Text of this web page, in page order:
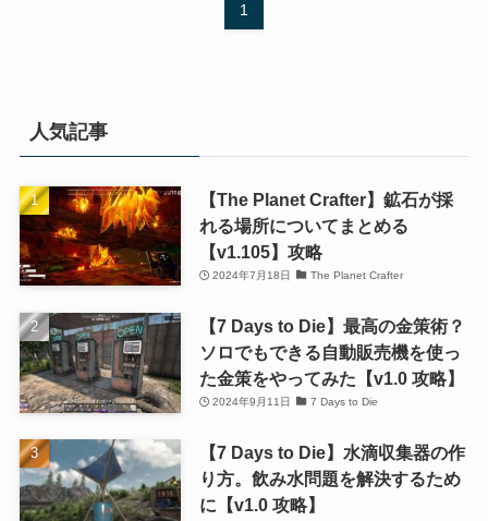
1
人気記事
【The Planet Crafter】鉱石が採
れる場所についてまとめる
【v1.105】攻略
2024年7月18日 The Planet Crafter
【7 Days to Die】最高の金策術？
ソロでもできる自動販売機を使っ
た金策をやってみた【v1.0 攻略】
2024年9月11日 7 Days to Die
【7 Days to Die】水滴収集器の作
り方。飲み水問題を解決するため
に【v1.0 攻略】